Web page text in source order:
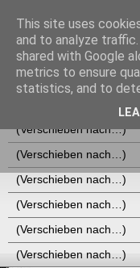
This site uses
and to analyze
shared with Google
metrics to ensure
statistics, and to